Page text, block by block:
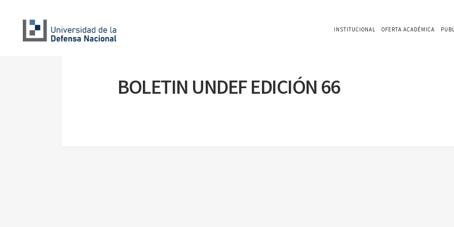
INSTITUCIONAL OFERTA ACADÉMICA
BOLETIN UNDEF EDICIÓN 66